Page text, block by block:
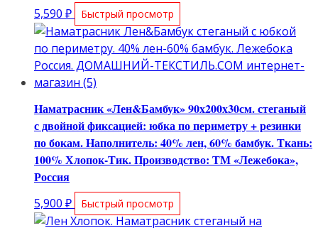
5,590 ₽ Быстрый просмотр
Наматрасник «Лен&Бамбук» 90х200х30см. стеганый
с двойной фиксацией: юбка по периметру + резинки
по бокам. Наполнитель: 40% лен, 60% бамбук. Ткань:
100% Хлопок-Тик. Производство: ТМ «Лежебока»,
Россия
5,900 ₽ Быстрый просмотр